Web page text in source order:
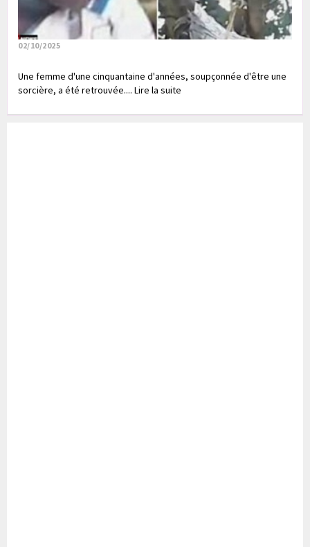
02/10/2025
Une femme d'une cinquantaine d'années, soupçonnée d'être une
sorcière, a été retrouvée.... Lire la suite